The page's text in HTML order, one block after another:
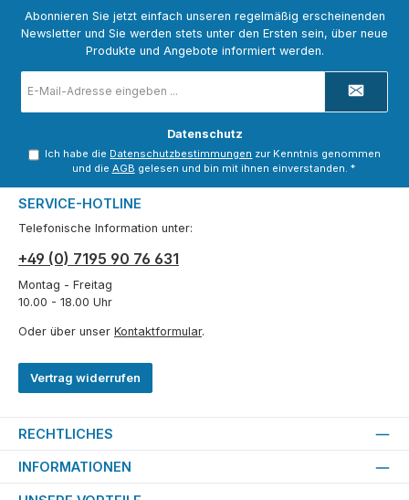
Abonnieren Sie jetzt einfach unseren regelmäßig erscheinenden
Newsletter und Sie werden stets unter den Ersten sein, über neue
Produkte und Angebote informiert werden.
Mail-
Datenschutz
Ich habe die Datenschutzbestimmungen zur Kenntnis genommen
und die AGB gelesen und bin mit ihnen einverstanden. *
SERVICE-HOTLINE
Telefonische Information unter:
+49 (0) 7195 90 76 631
Montag - Freitag
10.00 - 18.00 Uhr
Oder über unser Kontaktformular.
Vertrag widerrufen
RECHTLICHES
INFORMATIONEN